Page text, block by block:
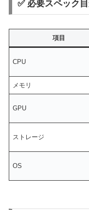
✅ 必要スペック
項目
CPU
メモリ
GPU
ストレージ
OS